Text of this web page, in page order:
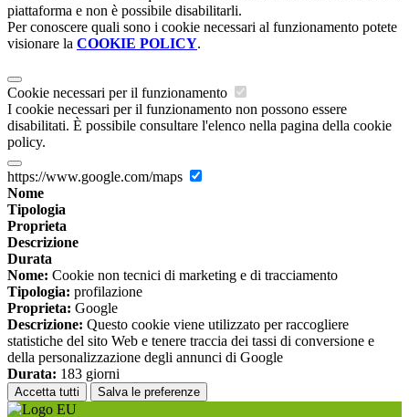
piattaforma e non è possibile disabilitarli.
Per conoscere quali sono i cookie necessari al funzionamento potete
visionare la COOKIE POLICY.
Cookie necessari per il funzionamento
I cookie necessari per il funzionamento non possono essere
disabilitati. È possibile consultare l'elenco nella pagina della cookie
policy.
https://www.google.com/maps
Nome
Tipologia
Proprieta
Descrizione
Durata
Nome: Cookie non tecnici di marketing e di tracciamento
Tipologia: profilazione
Proprieta: Google
Descrizione: Questo cookie viene utilizzato per raccogliere
statistiche del sito Web e tenere traccia dei tassi di conversione e
della personalizzazione degli annunci di Google
Durata: 183 giorni
Accetta tutti Salva le preferenze